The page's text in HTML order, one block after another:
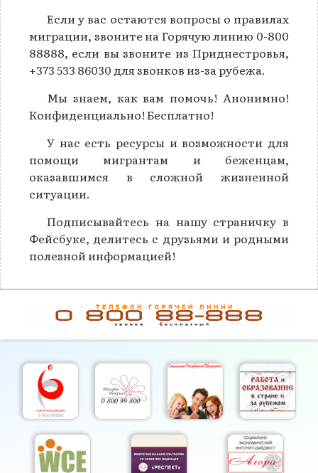
Если у вас остаются вопросы о правилах
миграции, звоните на Горячую линию 0-800
88888, если вы звоните из Приднестровья,
+373 533 86030 для звонков из-за рубежа.
Мы знаем, как вам помочь! Анонимно!
Конфиденциально! Бесплатно!
У нас есть ресурсы и возможности для
помощи мигрантам и беженцам,
оказавшимся в сложной жизненной
ситуации.
Подписывайтесь на нашу страничку в
Фейсбуке, делитесь с друзьями и родными
полезной информацией!